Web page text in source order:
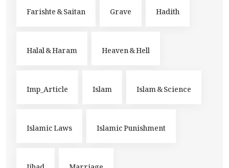
Farishte & Saitan Grave Hadith
Halal & Haram Heaven & Hell
Imp_Article Islam Islam & Science
Islamic Laws Islamic Punishment